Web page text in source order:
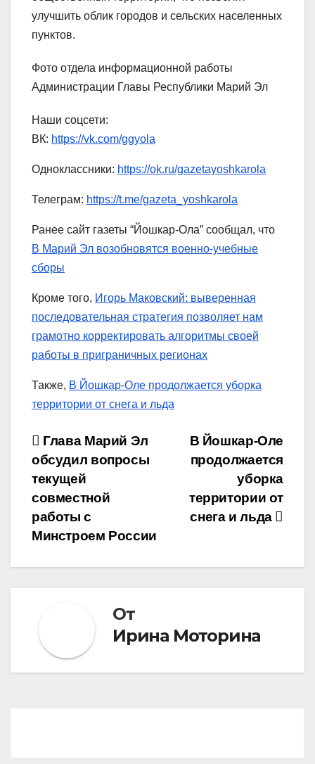
улучшить облик городов и сельских населенных
пунктов.
Фото отдела информационной работы
Администрации Главы Республики Марий Эл
Наши соцсети:
ВК: https://vk.com/ggyola
Одноклассники: https://ok.ru/gazetayoshkarola
Телеграм: https://t.me/gazeta_yoshkarola
Ранее сайт газеты “Йошкар-Ола” сообщал, что
В Марий Эл возобновятся военно-учебные
сборы
Кроме того, Игорь Маковский: выверенная
последовательная стратегия позволяет нам
грамотно корректировать алгоритмы своей
работы в приграничных регионах
Также, В Йошкар-Оле продолжается уборка
территории от снега и льда
Навигация
по
записям
В Йошкар-Оле
продолжается
уборка
территории от
снега и льда
Глава Марий Эл
обсудил вопросы
текущей
совместной
работы с
Минстроем России
От
Ирина Моторина